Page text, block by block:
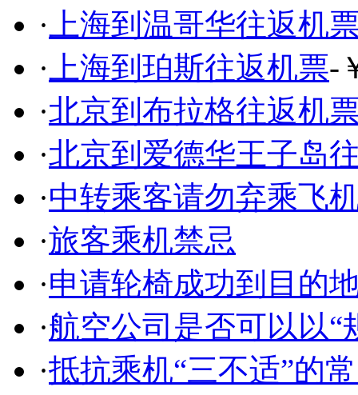
· 上海到温哥华往返机
· 上海到珀斯往返机票-
·北京到布拉格往返机
·北京到爱德华王子岛
·中转乘客请勿弃乘飞
·旅客乘机禁忌
·申请轮椅成功到目的
·航空公司是否可以以“
·抵抗乘机“三不适”的